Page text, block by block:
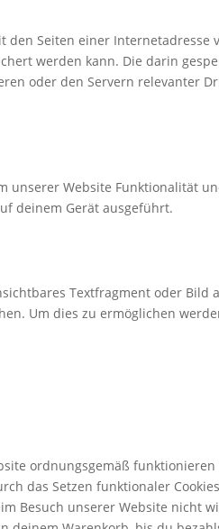
den Seiten einer Internetadresse
werden kann. Die darin
oder den Servern relevanter
unserer Website Funktionalität
deinem Gerät ausgeführt.
Textfragment oder Bild
Um dies zu ermöglichen
ordnungsgemäß
das Setzen funktionaler
Besuch unserer Website nicht